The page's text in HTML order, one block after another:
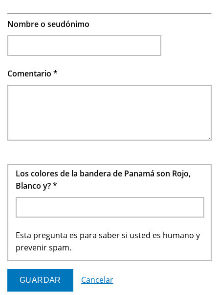
Nombre o seudónimo
Comentario *
Los colores de la bandera de Panamá son Rojo,
Blanco y?*
Esta pregunta es para saber si usted es humano y
prevenir spam.
Cancelar